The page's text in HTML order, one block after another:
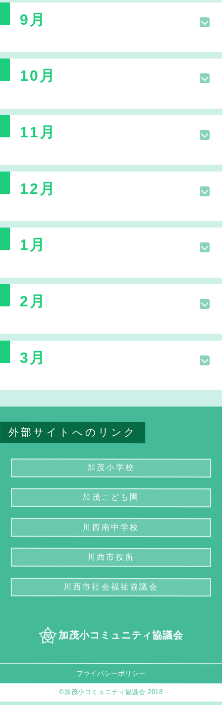
9月
10月
11月
12月
1月
2月
3月
加茂小コミュニティ協議会
外部サイトへのリンク
加茂小学校
加茂こども園
川西南中学校
川西市役所
川西市社会福祉協議会
プライバシーポリシー
©加茂小コミュニティ協議会 2018